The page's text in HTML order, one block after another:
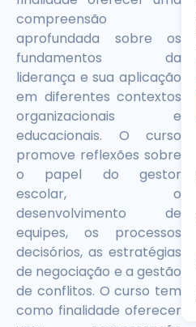
compreensão
aprofundada sobre os
fundamentos da
liderança e sua aplicação
em diferentes contextos
organizacionais e
educacionais. O curso
promove reflexões sobre
o papel do gestor
escolar, o
desenvolvimento de
equipes, os processos
decisórios, as estratégias
de negociação e a gestão
de conflitos. O curso tem
como finalidade oferecer